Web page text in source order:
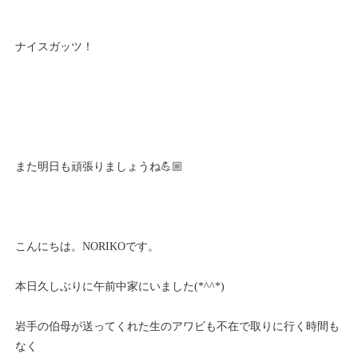
ナイスガッツ！
また明日も頑張りましょうね💪🏼
こんにちは。NORIKOです。
本日久しぶりに午前中家にいました(*^^*)
岩手の伯母が送ってくれた生のアワビも不在で取りに行く時間も
なく